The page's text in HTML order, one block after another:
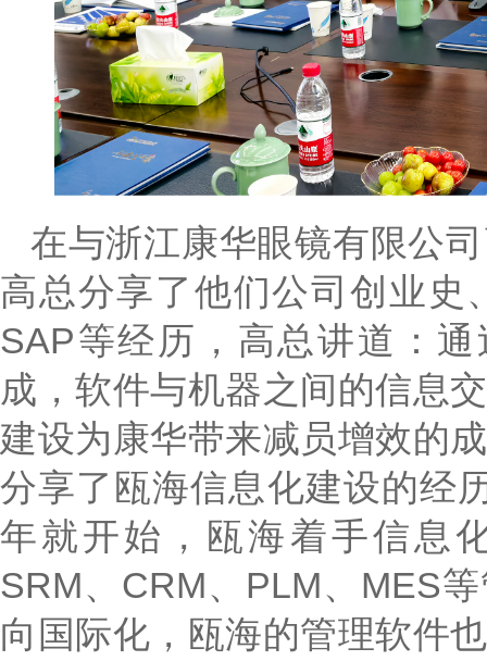
在与浙江康华眼镜有限公
高总分享了他们公司创业史
SAP等经历，高总讲道：
成，软件与机器之间的信息
建设为康华带来减员增效的
分享了瓯海信息化建设的经
年就开始，瓯海着手信息
SRM、CRM、PLM、MES
向国际化，瓯海的管理软件